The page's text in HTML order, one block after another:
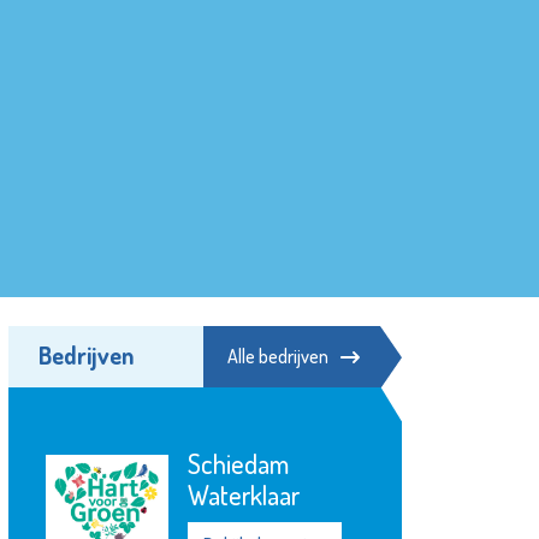
Bedrijven Alle bedrijven
Schiedam
Waterklaar